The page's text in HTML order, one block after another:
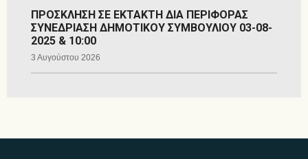
ΠΡΟΣΚΛΗΣΗ ΣΕ ΕΚΤΑΚΤΗ ΔΙΑ ΠΕΡΙΦΟΡΑΣ
ΣΥΝΕΔΡΙΑΣΗ ΔΗΜΟΤΙΚΟΥ ΣΥΜΒΟΥΛΙΟΥ 03-08-
2025 & 10:00
3 Αυγούστου 2026